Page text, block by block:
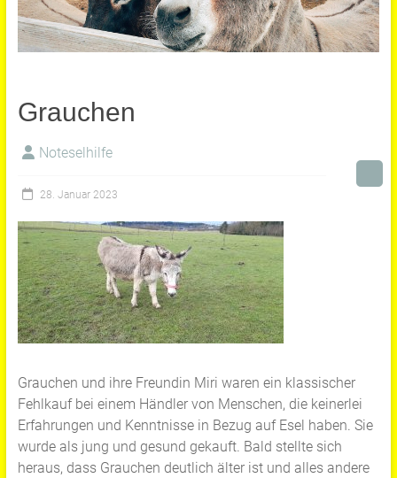
Grauchen
Noteselhilfe
28. Januar 2023
Grauchen und ihre Freundin Miri waren ein klassischer
Fehlkauf bei einem Händler von Menschen, die keinerlei
Erfahrungen und Kenntnisse in Bezug auf Esel haben. Sie
wurde als jung und gesund gekauft. Bald stellte sich
heraus, dass Grauchen deutlich älter ist und alles andere